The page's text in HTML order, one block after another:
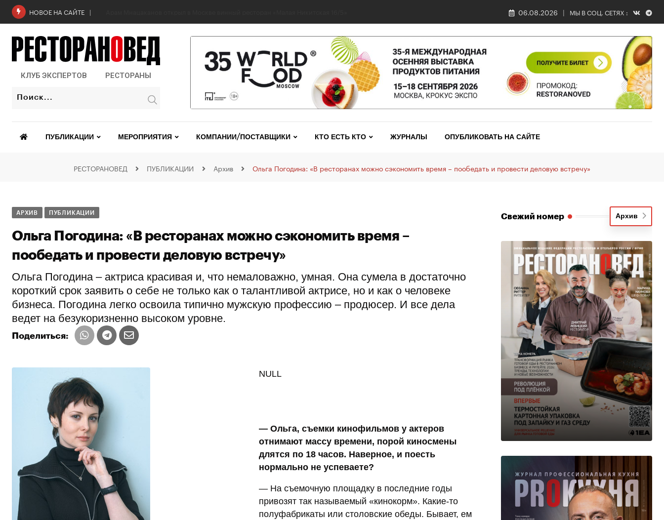
НОВОЕ НА САЙТЕ 06.08.2026 МЫ В СОЦ. СЕТЯХ :
КЛУБ ЭКСПЕРТОВ РЕСТОРАНЫ
ПУБЛИКАЦИИ МЕРОПРИЯТИЯ КОМПАНИИ/ПОСТАВЩИКИ КТО ЕСТЬ КТО ЖУРНАЛЫ ОПУБЛИКОВАТЬ НА САЙТЕ
РЕСТОРАНОВЕД ПУБЛИКАЦИИ Архив Ольга Погодина: «В ресторанах можно сэкономить время – пообедать и провести деловую встречу»
АРХИВ ПУБЛИКАЦИИ
Ольга Погодина: «В ресторанах можно сэкономить время –
пообедать и провести деловую встречу»
Ольга Погодина – актриса красивая и, что немаловажно, умная. Она сумела в достаточно
короткий срок заявить о себе не только как о талантливой актрисе, но и как о человеке
бизнеса. Погодина легко освоила типично мужскую профессию – продюсер. И все дела
ведет на безукоризненно высоком уровне.
Поделиться:
NULL
— Ольга, съемки кинофильмов у актеров
отнимают массу времени, порой киносмены
длятся по 18 часов. Наверное, и поесть
нормально не успеваете?
— На съемочную площадку в последние годы
привозят так называемый «кинокорм». Какие-то
полуфабрикаты или столовские обеды. Бывает, ем
Свежий номер Архив